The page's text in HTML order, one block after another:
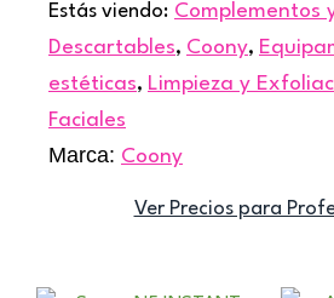
Estás viendo: Complementos
Descartables, Coony,
estéticas, Limpieza y
Faciales
Marca: Coony
Ver Precios para